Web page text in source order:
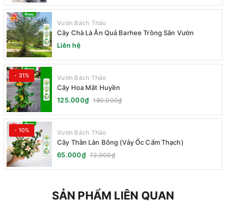
Vườn Bách Thảo
Cây Chà Là Ăn Quả Barhee Trồng Sân Vườn
Liên hệ
- 31% Vườn Bách Thảo
Cây Hoa Mắt Huyền
125.000₫ 180.000₫
- 10% Vườn Bách Thảo
Cây Thằn Lằn Bông (Vảy Ốc Cẩm Thạch)
65.000₫ 72.000₫
SẢN PHẨM LIÊN QUAN